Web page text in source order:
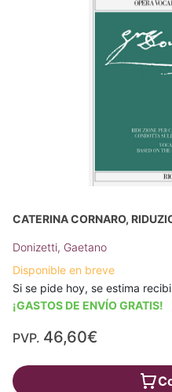
CATERINA CORNARO,
Donizetti, Gaetano
Disponible en breve
Si se pide hoy, se estima
¡GASTOS DE ENVÍO GRATIS!
PVP. 46,60€